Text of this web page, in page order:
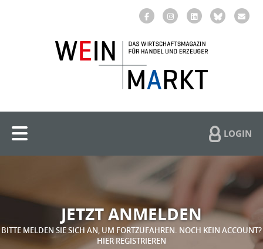
LOGIN
JETZT ANMELDEN
BITTE MELDEN SIE SICH AN, UM FORTZUFAHREN. NOCH KEIN ACCOUNT?
HIER REGISTRIEREN